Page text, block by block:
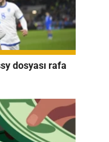
dosyası rafa